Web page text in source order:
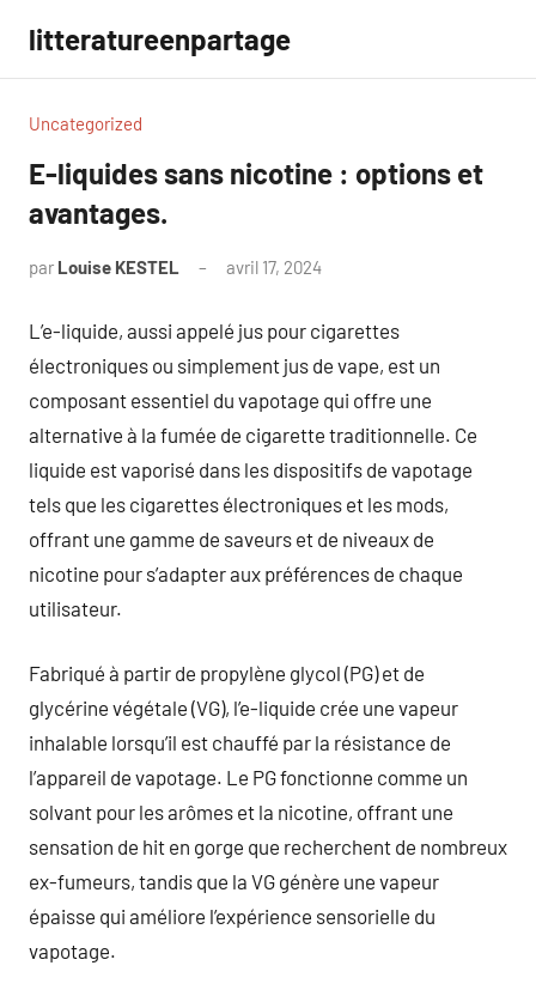
contenu
litteratureenpartage
Uncategorized
E-liquides sans nicotine : options et
avantages.
par Louise KESTEL avril 17, 2024
L’e-liquide, aussi appelé jus pour cigarettes
électroniques ou simplement jus de vape, est un
composant essentiel du vapotage qui offre une
alternative à la fumée de cigarette traditionnelle. Ce
liquide est vaporisé dans les dispositifs de vapotage
tels que les cigarettes électroniques et les mods,
offrant une gamme de saveurs et de niveaux de
nicotine pour s’adapter aux préférences de chaque
utilisateur.
Fabriqué à partir de propylène glycol (PG) et de
glycérine végétale (VG), l’e-liquide crée une vapeur
inhalable lorsqu’il est chauffé par la résistance de
l’appareil de vapotage. Le PG fonctionne comme un
solvant pour les arômes et la nicotine, offrant une
sensation de hit en gorge que recherchent de nombreux
ex-fumeurs, tandis que la VG génère une vapeur
épaisse qui améliore l’expérience sensorielle du
vapotage.